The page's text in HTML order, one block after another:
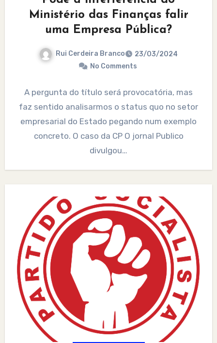
Ministério das Finanças falir
uma Empresa Pública?
Rui Cerdeira Branco
23/03/2024
No Comments
A pergunta do título será provocatória, mas
faz sentido analisarmos o status quo no setor
empresarial do Estado pegando num exemplo
concreto. O caso da CP O jornal Publico
divulgou…